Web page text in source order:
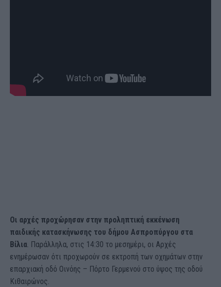
Οι αρχές προχώρησαν στην προληπτική εκκένωση
παιδικής κατασκήνωσης του δήμου Ασπροπύργου στα
Βίλια. Παράλληλα, στις 14:30 το μεσημέρι, οι Αρχές
ενημέρωσαν ότι προχωρούν σε εκτροπή των οχημάτων στην
επαρχιακή οδό Οινόης – Πόρτο Γερμενού στο ύψος της οδού
Κιθαιρώνος.